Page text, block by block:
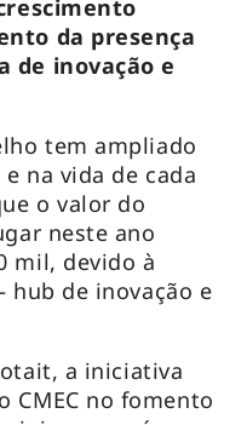
da presença
de inovação e
tem ampliado
na vida de cada
o valor do
neste ano
mil, devido à
hub de inovação e
a iniciativa
CMEC no fomento